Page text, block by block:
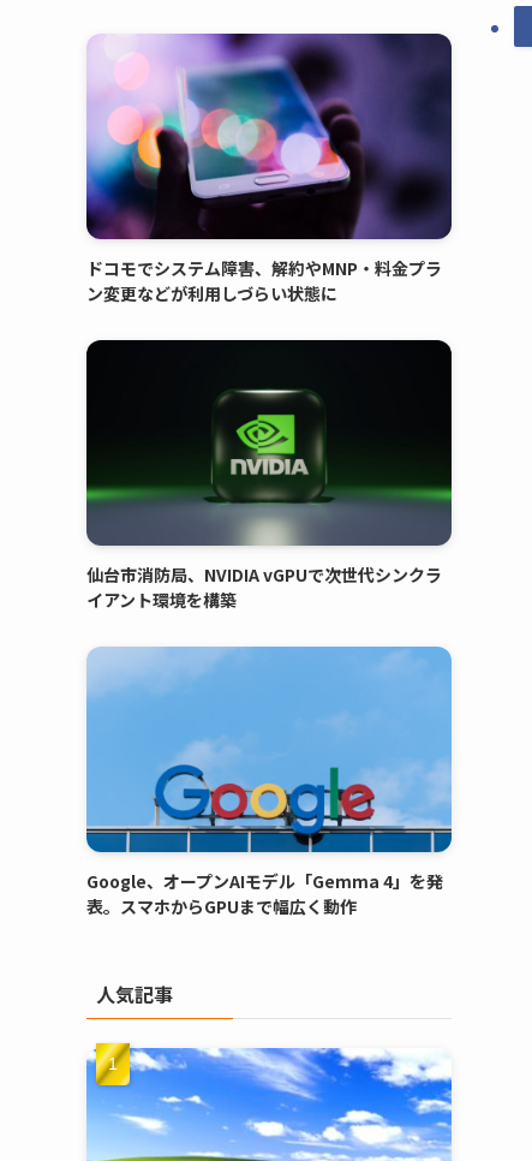
ドコモでシステム障害、解約やMNP・料金プラ
ン変更などが利用しづらい状態に
仙台市消防局、NVIDIA vGPUで次世代シンクラ
イアント環境を構築
Google、オープンAIモデル「Gemma 4」を発
表。スマホからGPUまで幅広く動作
人気記事